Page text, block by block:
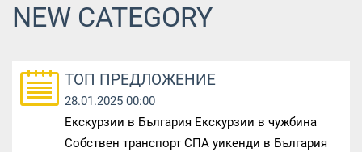
NEW CATEGORY
ТОП ПРЕДЛОЖЕНИЕ
28.01.2025 00:00
Екскурзии в България Екскурзии в чужбина
Собствен транспорт СПА уикенди в България